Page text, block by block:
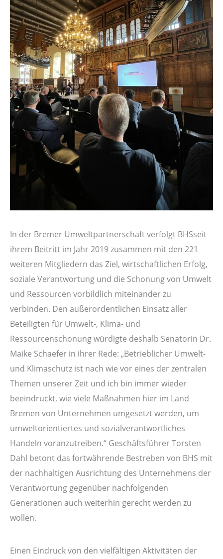
In der Bremer Umweltpartnerschaft verfolgt BHSseit
ihrem Beitritt im Jahr 2019 zusammen mit den 221
weiteren Mitgliedern das Ziel, wirtschaftlichen Erfolg,
soziale Verantwortung und die Schonung von Umwelt
und Ressourcen vorbildlich miteinander zu
verbinden. Den außerordentlichen Einsatz aller
Beteiligten für Umwelt-, Klima- und
Ressourcenschonung würdigte deshalb Senatorin Dr.
Maike Schaefer in ihrer Rede: „Betrieblicher Umwelt-
und Klimaschutz ist nach wie vor eines der zentralen
Themen unserer Zeit und ich bin immer wieder
beeindruckt, wie viele Maßnahmen hier im Land
Bremen von Unternehmen umgesetzt werden, um
umweltorientiertes und sozialverantwortliches
Handeln voranzutreiben.“ Geschäftsführer Torsten
Dahl betont das fortwährende Bestreben von BHS mit
der nachhaltigen Ausrichtung des Unternehmens der
Verantwortung gegenüber nachfolgenden
Generationen auch weiterhin gerecht werden zu
wollen.
Einen Eindruck von den vielfältigen Aktivitäten der